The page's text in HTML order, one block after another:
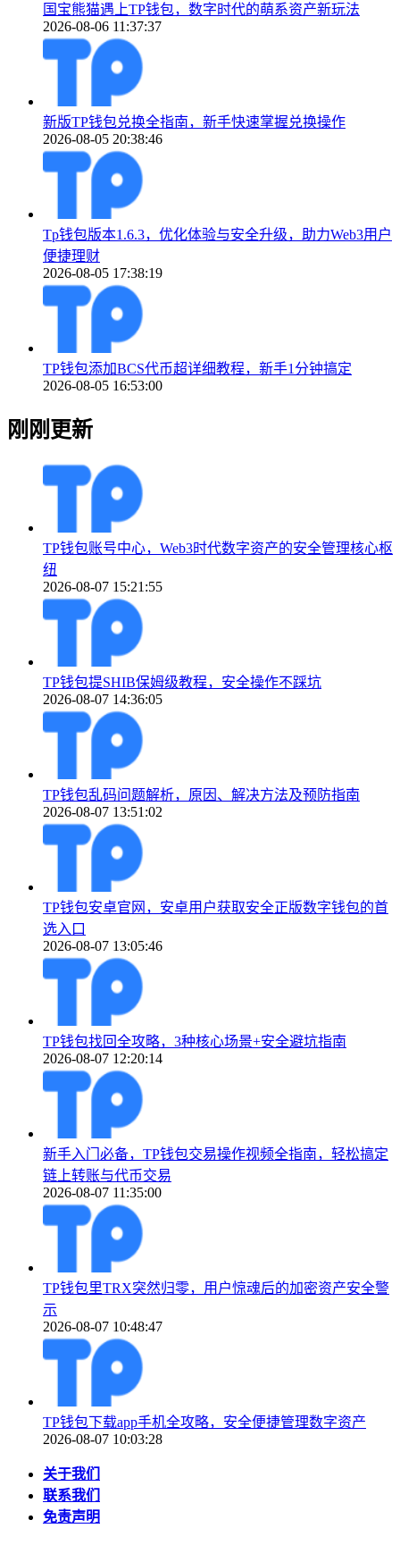
国宝熊猫遇上TP钱包，数字时代的萌系资产新玩法
2026-08-06 11:37:37
新版TP钱包兑换全指南，新手快速掌握兑换操作
2026-08-05 20:38:46
Tp钱包版本1.6.3，优化体验与安全升级，助力Web3用户
便捷理财
2026-08-05 17:38:19
TP钱包添加BCS代币超详细教程，新手1分钟搞定
2026-08-05 16:53:00
刚刚更新
TP钱包账号中心，Web3时代数字资产的安全管理核心枢
纽
2026-08-07 15:21:55
TP钱包提SHIB保姆级教程，安全操作不踩坑
2026-08-07 14:36:05
TP钱包乱码问题解析，原因、解决方法及预防指南
2026-08-07 13:51:02
TP钱包安卓官网，安卓用户获取安全正版数字钱包的首
选入口
2026-08-07 13:05:46
TP钱包找回全攻略，3种核心场景+安全避坑指南
2026-08-07 12:20:14
新手入门必备，TP钱包交易操作视频全指南，轻松搞定
链上转账与代币交易
2026-08-07 11:35:00
TP钱包里TRX突然归零，用户惊魂后的加密资产安全警
示
2026-08-07 10:48:47
TP钱包下载app手机全攻略，安全便捷管理数字资产
2026-08-07 10:03:28
关于我们
联系我们
免责声明